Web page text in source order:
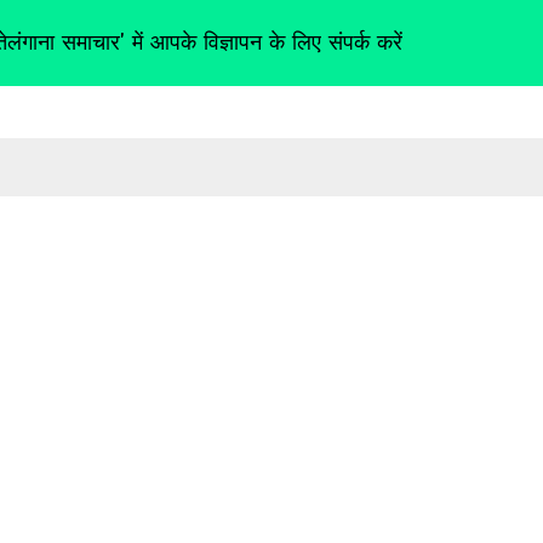
समाचार' में आपके विज्ञापन के लिए संपर्क करें